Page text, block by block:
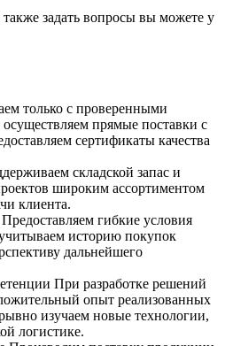
также задать вопросы вы можете у
только с проверенными
прямые поставки с
сертификаты качества
складской запас и
широким ассортиментом
клиента.
Предоставляем гибкие условия
историю покупок
дальнейшего
При разработке решений
опыт реализованных
изучаем новые технологии,
логистике.